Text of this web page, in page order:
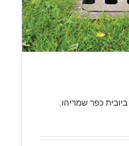
ביובית כפר שמריהו,